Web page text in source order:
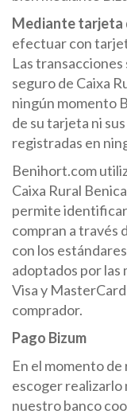
Mediante tarjeta
efectuar con
Las
seguro de Caixa
ningún momento
de su tarjeta ni
registradas en
Benihort.com
Caixa Rural
permite
compran a través
con los
adoptados por
Visa y
comprador.
Pago Bizum
En el momento
escoger realizarlo
nuestro banco